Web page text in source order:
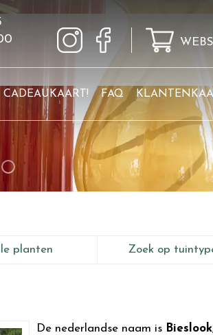
CADEAUKAART! FAQ
planten Zoek op
De nederlandse naam is Bieslook